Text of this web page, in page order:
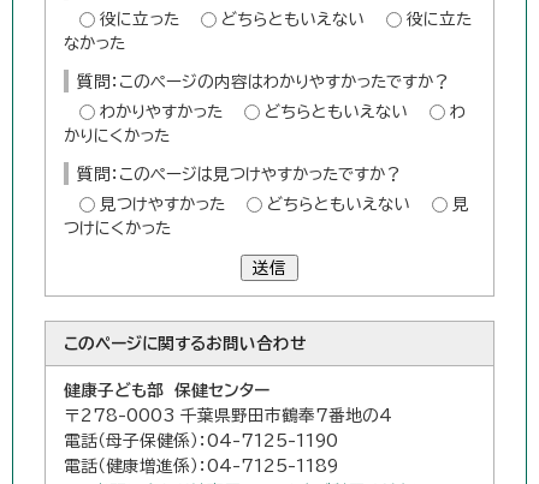
役に立った
どちらともいえない
役に立た
なかった
質問：このページの内容はわかりやすかったですか？
わかりやすかった
どちらともいえない
わ
かりにくかった
質問：このページは見つけやすかったですか？
見つけやすかった
どちらともいえない
見
つけにくかった
送信
このページに関するお問い合わせ
健康子ども部 保健センター
〒278-0003 千葉県野田市鶴奉7番地の4
電話（母子保健係）：04-7125-1190
電話（健康増進係）：04-7125-1189